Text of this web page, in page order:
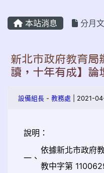
本站消息 分月
新北市政府教育
讀，十年有成】論
設備組長 - 教務處 | 2021-
說明：
一、
依據新北市政府
教中字第